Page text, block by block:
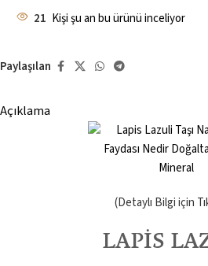
21 Kişi şu an bu ürünü inceliyor
Paylaşılan
Açıklama
(Detaylı Bilgi için
LAPİS